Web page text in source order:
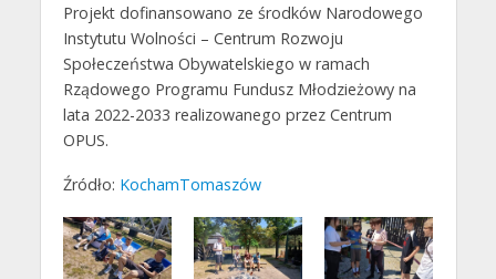
Projekt dofinansowano ze środków Narodowego
Instytutu Wolności – Centrum Rozwoju
Społeczeństwa Obywatelskiego w ramach
Rządowego Programu Fundusz Młodzieżowy na
lata 2022-2033 realizowanego przez Centrum
OPUS.
Źródło: KochamTomaszów